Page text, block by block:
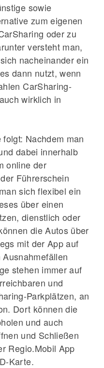
sowie
zum eigenen
oder zu
versteht man,
nacheinander ein
dann nutzt, wenn
CarSharing-
wirklich in
Nachdem man
dabei innerhalb
online der
Führerschein
sich flexibel ein
über einen
dienstlich oder
die Autos über
mit der App auf
stehen immer auf
und
Parkplätzen, an
Dort können die
und auch
und Schließen
Regio.Mobil App
Karte.